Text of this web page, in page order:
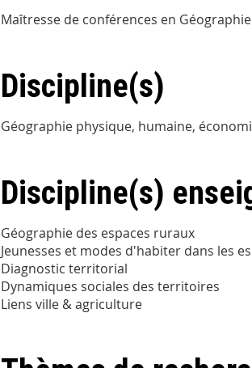
Maîtresse de conférences en Géographie
Discipline(s)
Géographie physique, humaine,
Discipline(s)
Géographie des espaces ruraux
Jeunesses et modes d'habiter dans les
Diagnostic territorial
Dynamiques sociales des territoires
Liens ville & agriculture